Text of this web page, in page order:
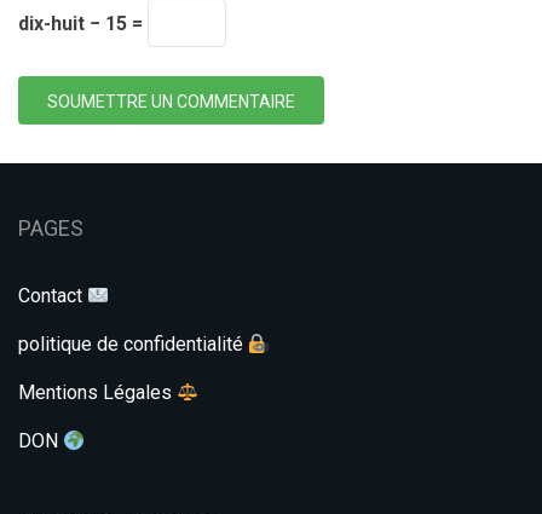
dix-huit − 15 =
SOUMETTRE UN COMMENTAIRE
PAGES
Contact
politique de confidentialité
Mentions Légales
DON